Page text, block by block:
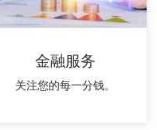
金融服务
关注您的每一分钱。